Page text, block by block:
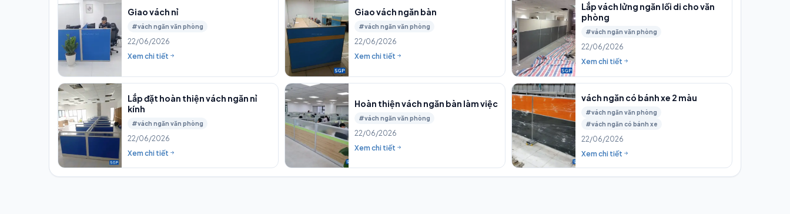
Giao vách nỉ
#vách ngăn văn phòng
22/06/2026
Xem chi tiết
Giao vách ngăn bàn
#vách ngăn văn phòng
22/06/2026
Xem chi tiết
Lắp vách lửng ngăn lối di cho văn
phòng
#vách ngăn văn phòng
22/06/2026
Xem chi tiết
Lắp đặt hoàn thiện vách ngăn nỉ
kính
#vách ngăn văn phòng
22/06/2026
Xem chi tiết
Hoàn thiện vách ngăn bàn làm việc
#vách ngăn văn phòng
22/06/2026
Xem chi tiết
vách ngăn có bánh xe 2 màu
#vách ngăn văn phòng
#vách ngăn có bánh xe
22/06/2026
Xem chi tiết